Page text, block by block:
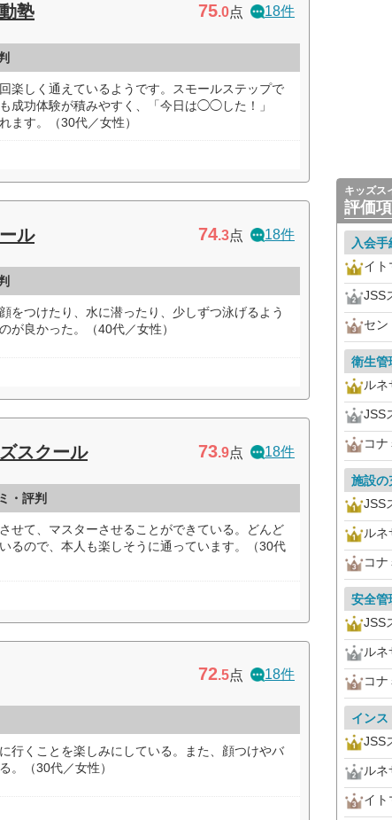
塾 75.0点 18件
楽しく通えているようです。スモールステップで
成功体験が積みやすく、「今日は◯◯した！」
ます。（30代／女性）
ル 74.3点 18件
をつけたり、水に潜ったり、少しずつ泳げるよう
が良かった。（40代／女性）
スクール 73.9点 18件
・評判
せて、マスターさせることができている。どんど
るので、本人も楽しそうに通っています。（30代
72.5点 18件
行くことを楽しみにしている。また、顔つけやバ
。（30代／女性）
キッズス
評価
入会
イト
JSS
セン
衛生管
ル
JSS
コ
施設の
JSS
ル
コ
安全管
JSS
ル
コ
インス
JSS
ル
イト